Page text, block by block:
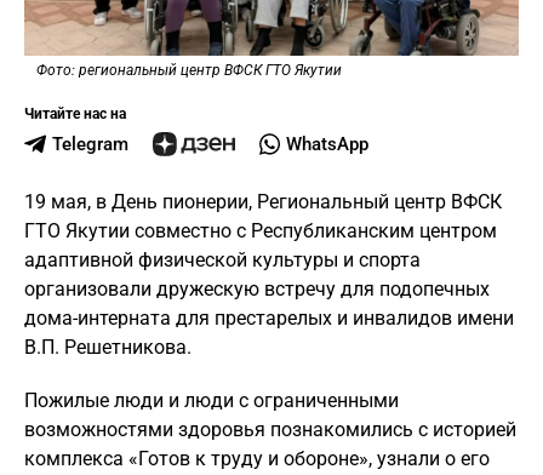
Фото: региональный центр ВФСК ГТО Якутии
Читайте нас на
Telegram WhatsApp
19 мая, в День пионерии, Региональный центр ВФСК
ГТО Якутии совместно с Республиканским центром
адаптивной физической культуры и спорта
организовали дружескую встречу для подопечных
дома-интерната для престарелых и инвалидов имени
В.П. Решетникова.
Пожилые люди и люди с ограниченными
возможностями здоровья познакомились с историей
комплекса «Готов к труду и обороне», узнали о его